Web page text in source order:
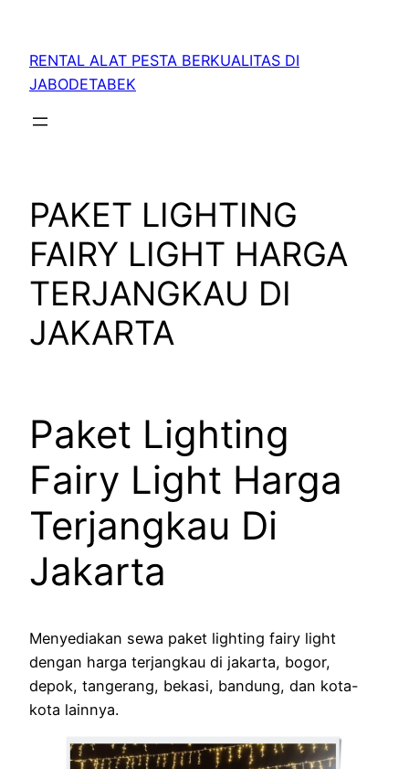
RENTAL ALAT PESTA BERKUALITAS DI
JABODETABEK
PAKET LIGHTING
FAIRY LIGHT HARGA
TERJANGKAU DI
JAKARTA
Paket Lighting
Fairy Light Harga
Terjangkau Di
Jakarta
Menyediakan sewa paket lighting fairy light
dengan harga terjangkau di jakarta, bogor,
depok, tangerang, bekasi, bandung, dan kota-
kota lainnya.